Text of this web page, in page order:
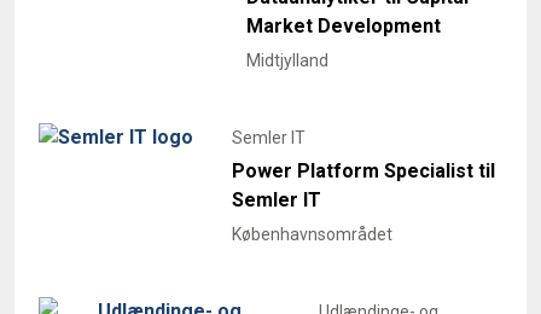
Market Development
Midtjylland
Semler IT
Power Platform Specialist til
Semler IT
Københavnsområdet